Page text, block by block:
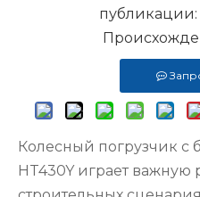
Колесный погрузчик с
HT430Y играет важную